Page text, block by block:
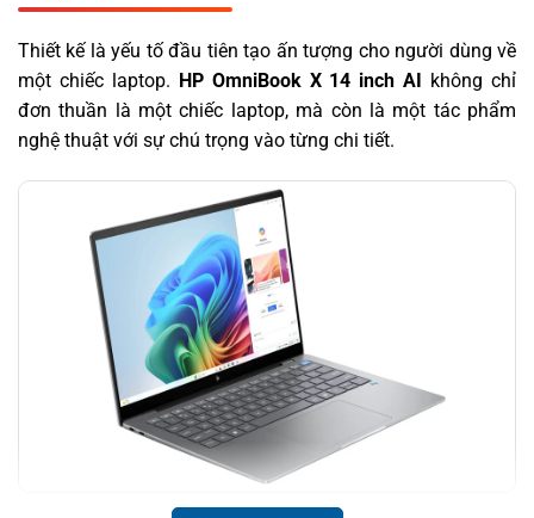
Thiết kế là yếu tố đầu tiên tạo ấn tượng cho người dùng về
một chiếc laptop. HP OmniBook X 14 inch AI
không chỉ
đơn thuần là một chiếc laptop, mà còn là một tác phẩm
nghệ thuật với sự chú trọng vào từng chi tiết.